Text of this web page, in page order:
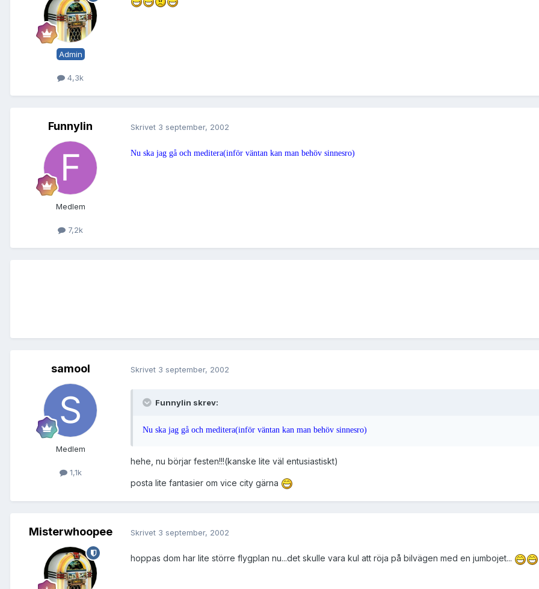
Admin
4,3k
Funnylin
Medlem
7,2k
Skrivet 3 september, 2002
Nu ska jag gå och meditera(inför väntan kan man behöv sinnesro)
samool
Medlem
1,1k
Skrivet 3 september, 2002
Funnylin skrev:
Nu ska jag gå och meditera(inför väntan kan man behöv sinnesro)
hehe, nu börjar festen!!!(kanske lite väl entusiastiskt)
posta lite fantasier om vice city gärna
Misterwhoopee Skrivet 3 september, 2002
hoppas dom har lite större flygplan nu...det skulle vara kul att röja på bilvägen med en jumbojet...